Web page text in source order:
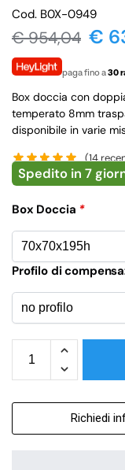
Cod. B0X-0949
€954,04 €
paga fino a30
Box doccia con
temperato 8mm
disponibile in varie
(14
Spedito in 7
Box Doccia *
Profilo di
Richiedi